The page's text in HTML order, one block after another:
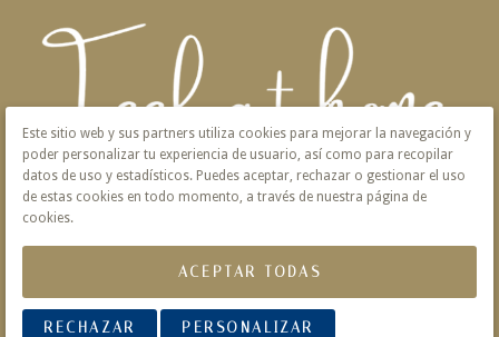
Privacidad Política de Cookies
Este sitio web y sus partners utiliza cookies para mejorar la navegación y
poder personalizar tu experiencia de usuario, así como para recopilar
datos de uso y estadísticos. Puedes aceptar, rechazar o gestionar el uso
de estas cookies en todo momento, a través de nuestra página de
cookies.
ACEPTAR TODAS
RECHAZAR PERSONALIZAR